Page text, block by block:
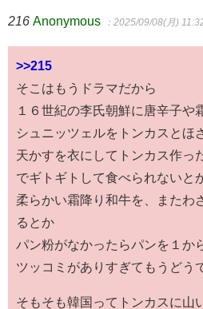
216 Anonymous ：2025/09/08(月)
>>215
そこはもうドラマだから
１６世紀の李氏朝鮮に唐辛子や
シュニッツェルをトンカスとほ
天かすを衣にしてトンカス作っ
でギトギトして食べられないと
柔らかい霜降り和牛を、またわ
るとか
パン粉がなかったらパンを１か
ツッコミがありすぎてもうどう
そもそも韓国ってトンカスに山